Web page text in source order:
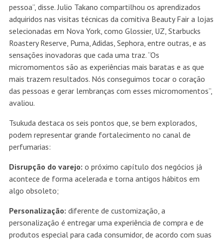
pessoa”, disse. Julio Takano compartilhou os aprendizados
adquiridos nas visitas técnicas da comitiva Beauty Fair a lojas
selecionadas em Nova York, como Glossier, UZ, Starbucks
Roastery Reserve, Puma, Adidas, Sephora, entre outras, e as
sensações inovadoras que cada uma traz. “Os
micromomentos são as experiências mais baratas e as que
mais trazem resultados. Nós conseguimos tocar o coração
das pessoas e gerar lembranças com esses micromomentos”,
avaliou.
Tsukuda destaca os seis pontos que, se bem explorados,
podem representar grande fortalecimento no canal de
perfumarias:
Disrupção do varejo: o próximo capítulo dos negócios já
acontece de forma acelerada e torna antigos hábitos em
algo obsoleto;
Personalização: diferente de customização, a
personalização é entregar uma experiência de compra e de
produtos especial para cada consumidor, de acordo com suas